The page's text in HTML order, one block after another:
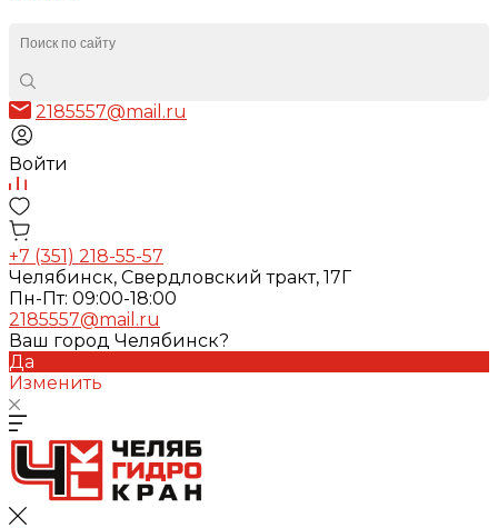
2185557@mail.ru
Войти
+7 (351) 218-55-57
Челябинск, Свердловский тракт, 17Г
Пн-Пт: 09:00-18:00
2185557@mail.ru
Ваш город Челябинск?
Да
Изменить